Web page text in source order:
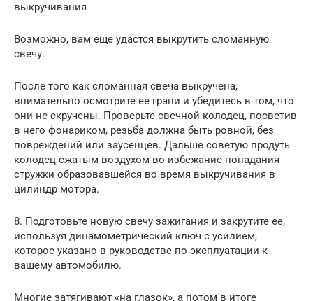
выкручивания
Возможно, вам еще удастся выкрутить сломанную
свечу.
После того как сломанная свеча выкручена,
внимательно осмотрите ее грани и убедитесь в том, что
они не скручены. Проверьте свечной колодец, посветив
в него фонариком, резьба должна быть ровной, без
повреждений или заусенцев. Дальше советую продуть
колодец сжатым воздухом во избежание попадания
стружки образовавшейся во время выкручивания в
цилиндр мотора.
8. Подготовьте новую свечу зажигания и закрутите ее,
используя динамометрический ключ с усилием,
которое указано в руководстве по эксплуатации к
вашему автомобилю.
Многие затягивают «на глазок», а потом в итоге